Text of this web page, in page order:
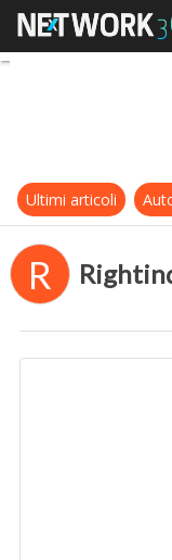
Ultimi articoli
R